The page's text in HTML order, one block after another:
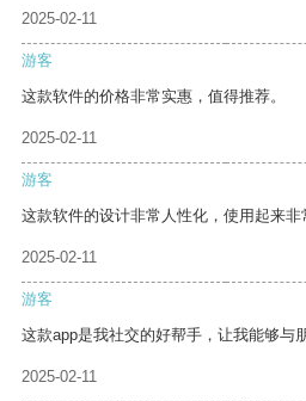
2025-02-11
游客
这款软件的价格非常实惠，值得推荐。
2025-02-11
游客
这款软件的设计非常人性化，使用起来非
2025-02-11
游客
这款app是我社交的好帮手，让我能够与
2025-02-11